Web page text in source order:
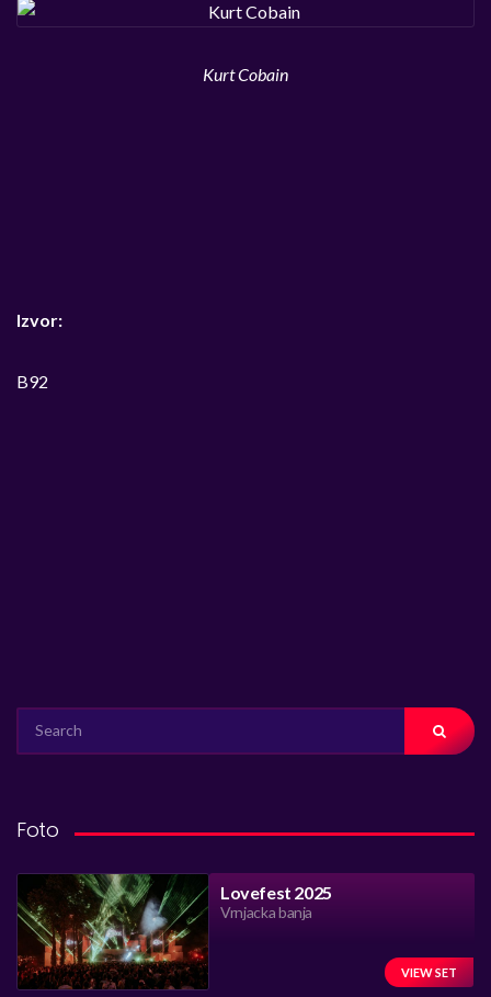
Kurt Cobain
Izvor:
B92
FOR:
Foto
Lovefest 2025
Vrnjacka banja
VIEW SET